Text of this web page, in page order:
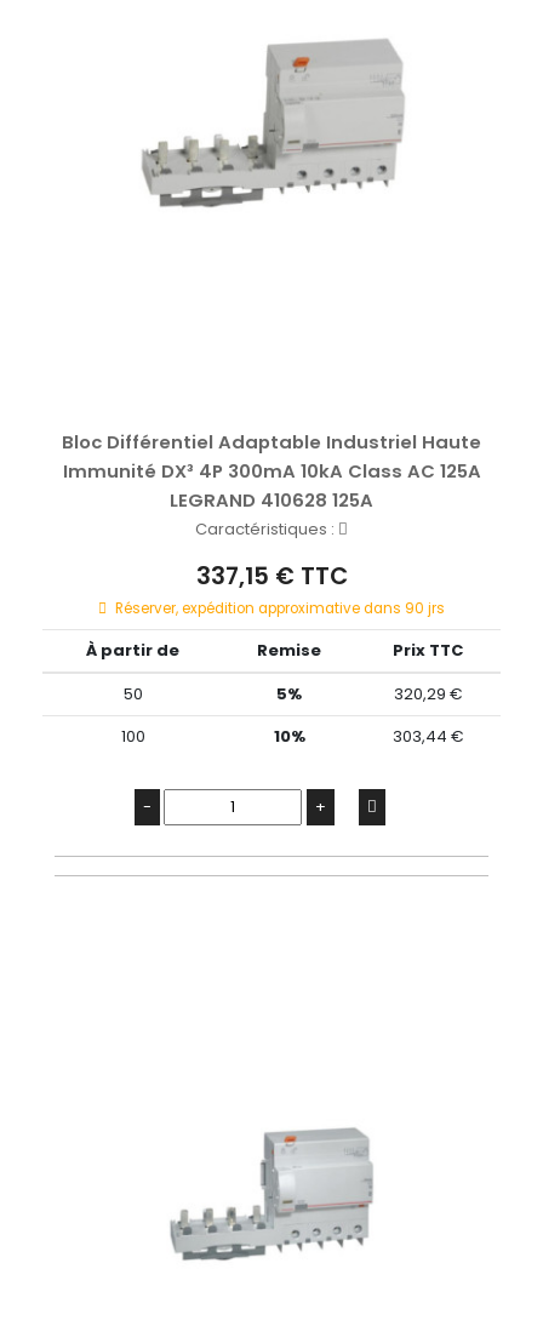
Bloc Différentiel Adaptable Industriel Haute
Immunité DX³ 4P 300mA 10kA Class AC 125A
LEGRAND 410628 125A
Caractéristiques :
337,15 € TTC
Réserver, expédition approximative dans 90 jrs
À partir de Remise
Prix TTC
50
5%
320,29 €
100
10% 303,44 €
- +